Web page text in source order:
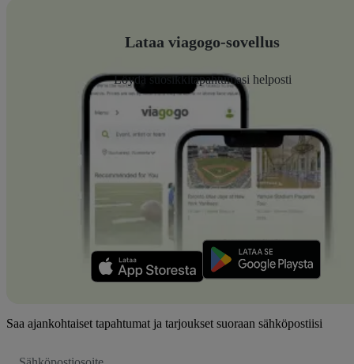
Lataa viagogo-sovellus
Löydä suosikkitapahtumasi helposti
Saa ajankohtaiset tapahtumat ja tarjoukset suoraan sähköpostiisi